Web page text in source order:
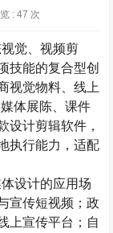
: 47 次
觉、视频剪
技能的复合型创
视觉物料、线上
体展陈、课件
设计剪辑软件，
执行能力，适配
设计的应用场
宣传短视频；政
上宣传平台；自